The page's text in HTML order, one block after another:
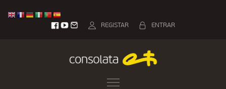
ENTRAR
REGISTAR